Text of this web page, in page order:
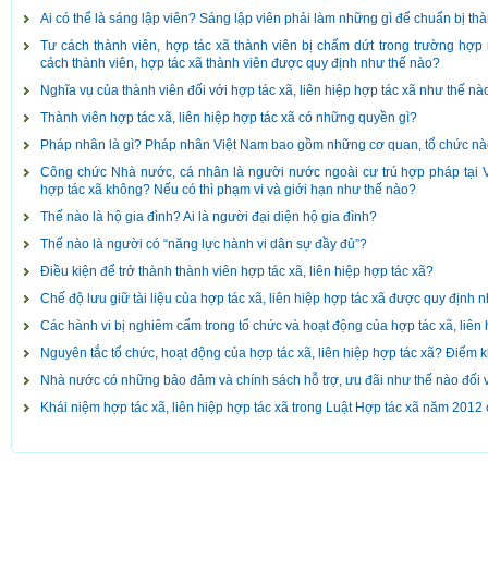
Ai có thể là sáng lập viên? Sáng lập viên phải làm những gì để chuẩn bị
Tư cách thành viên, hợp tác xã thành viên bị chấm dứt trong trường
cách thành viên, hợp tác xã thành viên được quy định như thế nào?
Nghĩa vụ của thành viên đối với hợp tác xã, liên hiệp hợp tác xã như thế
Thành viên hợp tác xã, liên hiệp hợp tác xã có những quyền gì?
Pháp nhân là gì? Pháp nhân Việt Nam bao gồm những cơ quan, tổ chức
Công chức Nhà nước, cá nhân là người nước ngoài cư trú hợp pháp tại
hợp tác xã không? Nếu có thì phạm vi và giới hạn như thế nào?
Thế nào là hộ gia đình? Ai là người đại diện hộ gia đình?
Thế nào là người có “năng lực hành vi dân sự đầy đủ”?
Điều kiện để trở thành thành viên hợp tác xã, liên hiệp hợp tác xã?
Chế độ lưu giữ tài liệu của hợp tác xã, liên hiệp hợp tác xã được quy định
Các hành vi bị nghiêm cấm trong tổ chức và hoạt động của hợp tác xã, liên
Nguyên tắc tổ chức, hoạt động của hợp tác xã, liên hiệp hợp tác xã? Điểm
Nhà nước có những bảo đảm và chính sách hỗ trợ, ưu đãi như thế nào đối
Khái niệm hợp tác xã, liên hiệp hợp tác xã trong Luật Hợp tác xã năm